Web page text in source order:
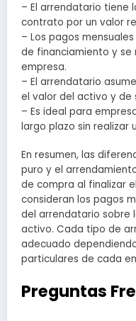
– El arrendatario tiene
contrato por un valor
– Los pagos
de financiamiento y se
empresa.
– El arrendatario
el valor del activo y de
– Es ideal para
largo plazo sin realizar
En resumen, las
puro y el
de compra al finalizar
consideran los pagos
del arrendatario sobre
activo. Cada tipo de
adecuado
particulares de cada
Preguntas